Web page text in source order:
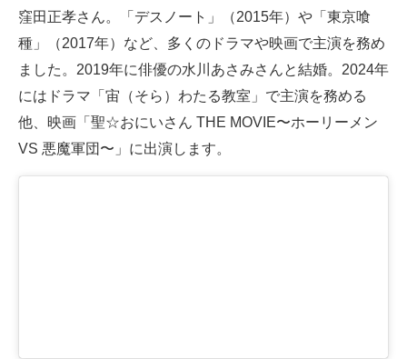
窪田正孝さん。「デスノート」（2015年）や「東京喰
種」（2017年）など、多くのドラマや映画で主演を務め
ました。2019年に俳優の水川あさみさんと結婚。2024年
にはドラマ「宙（そら）わたる教室」で主演を務める
他、映画「聖☆おにいさん THE MOVIE〜ホーリーメン
VS 悪魔軍団〜」に出演します。